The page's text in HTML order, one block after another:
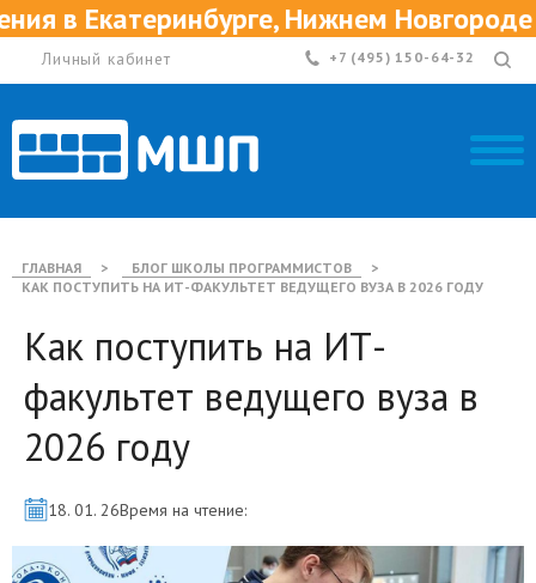
Нижнем Новгороде и Казани
Личный кабинет +7 (495) 150-64-32
ГЛАВНАЯ > БЛОГ ШКОЛЫ ПРОГРАММИСТОВ
>
КАК ПОСТУПИТЬ НА ИТ-ФАКУЛЬТЕТ ВЕДУЩЕГО ВУЗА В 2026 ГОДУ
Как поступить на ИТ-
факультет ведущего вуза в
2026 году
18. 01. 26Время на чтение: